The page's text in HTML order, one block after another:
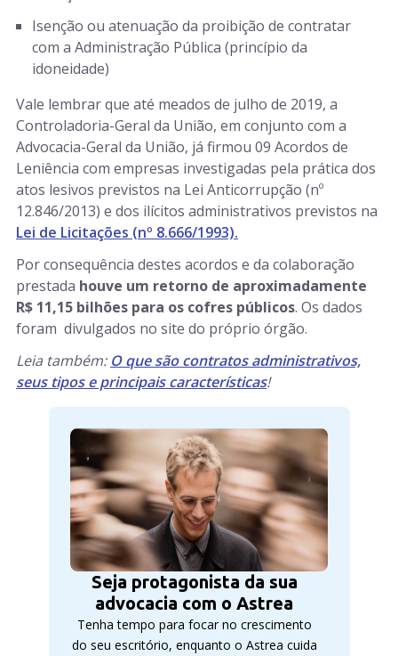
Isenção ou atenuação da proibição de contratar
com a Administração Pública (princípio da
idoneidade)
Vale lembrar que até meados de julho de 2019, a
Controladoria-Geral da União, em conjunto com a
Advocacia-Geral da União, já firmou 09 Acordos de
Leniência com empresas investigadas pela prática dos
atos lesivos previstos na Lei Anticorrupção (nº
12.846/2013) e dos ilícitos administrativos previstos na
Lei de Licitações (nº 8.666/1993).
Por consequência destes acordos e da colaboração
prestada houve um retorno de aproximadamente
R$ 11,15 bilhões para os cofres públicos. Os dados
foram divulgados no site do próprio órgão.
Leia também: O que são contratos administrativos,
seus tipos e principais características!
Seja protagonista da sua
advocacia com o Astrea
Tenha tempo para focar no crescimento
do seu escritório, enquanto o Astrea cuida